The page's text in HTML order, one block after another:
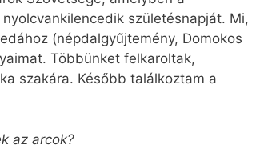
születésnapját. Mi,
(népdalgyűjtemény, Domokos
Többünket felkaroltak,
szakára. Később találkoztam a
az arcok?